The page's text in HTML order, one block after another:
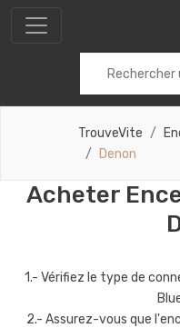
TrouveVite
Denon
Acheter
1.- Vérifiez le type de
2.- Assurez-vous que